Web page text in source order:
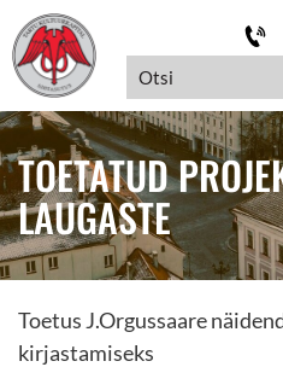
TOETATUD
LAUGASTE
Toetus J.Orgussaare
kirjastamiseks